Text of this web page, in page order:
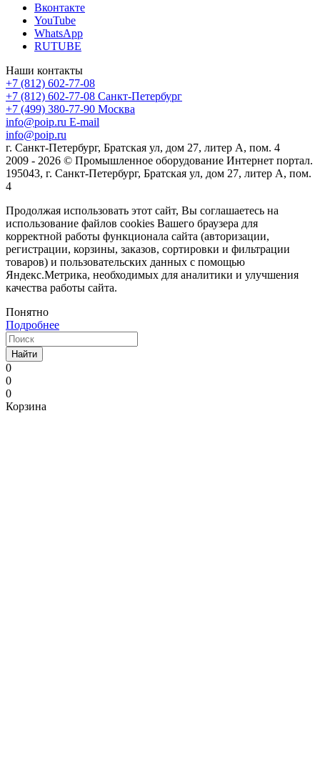
Вконтакте
YouTube
WhatsApp
RUTUBE
Наши контакты
+7 (812) 602-77-08
+7 (812) 602-77-08 Санкт-Петербург
+7 (499) 380-77-90 Москва
info@poip.ru E-mail
info@poip.ru
г. Санкт-Петербург, Братская ул, дом 27, литер А, пом. 4
2009 - 2026 © Промышленное оборудование Интернет портал.
195043, г. Санкт-Петербург, Братская ул, дом 27, литер А, пом.
4
Продолжая использовать этот сайт, Вы соглашаетесь на
использование файлов cookies Вашего браузера для
корректной работы функционала сайта (авторизации,
регистрации, корзины, заказов, сортировки и фильтрации
товаров) и пользовательских данных с помощью
Яндекс.Метрика, необходимых для аналитики и улучшения
качества работы сайта.
Понятно
Подробнее
Найти
0
0
0
Корзина